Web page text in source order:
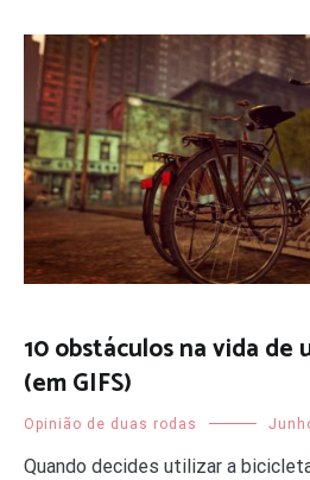
10 obstáculos na vida de
(em GIFS)
Opinião de duas rodas
Quando decides utilizar a